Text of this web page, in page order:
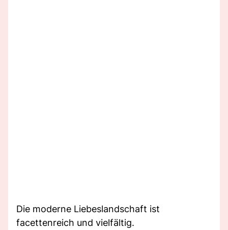
Die moderne Liebeslandschaft ist
facettenreich und vielfältig.